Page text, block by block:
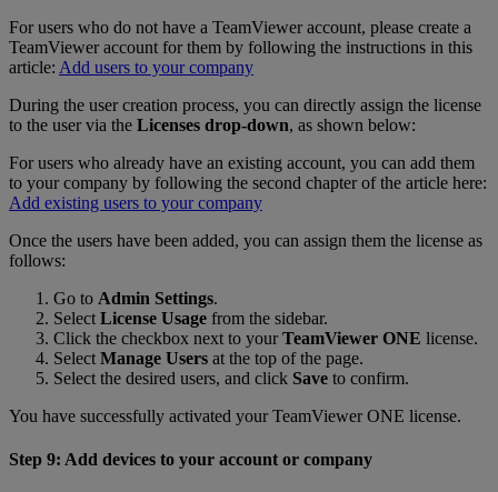
For users who do not have a TeamViewer account, please create a
TeamViewer account for them by following the instructions in this
article: Add users to your company
During the user creation process, you can directly assign the license
to the user via the Licenses drop-down, as shown below:
For users who already have an existing account, you can add them
to your company by following the second chapter of the article here:
Add existing users to your company
Once the users have been added, you can assign them the license as
follows:
Go to Admin Settings.
Select License Usage from the sidebar.
Click the checkbox next to yourTeamViewer ONE license.
Select Manage Users at the top of the page.
Select the desired users, and click Save to confirm.
You have successfully activated your TeamViewer ONE license.
Step 9: Add devices to your account or company